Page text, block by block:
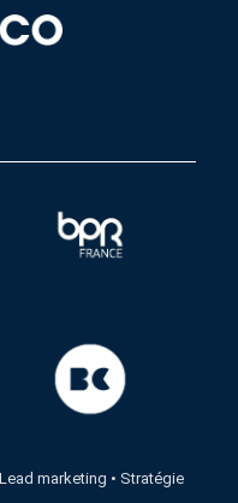
Lead marketing • Stratégie